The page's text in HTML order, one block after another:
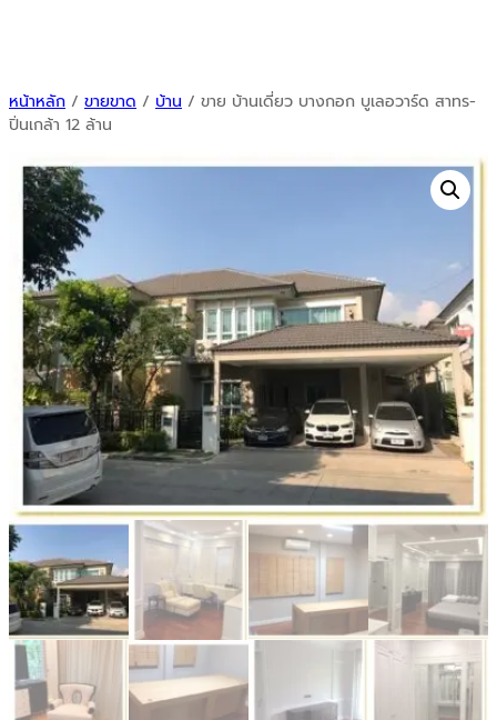
หน้าหลัก / ขายขาด / บ้าน / ขาย บ้านเดี่ยว บางกอก บูเลอวาร์ด สาทร-
ปิ่นเกล้า 12 ล้าน